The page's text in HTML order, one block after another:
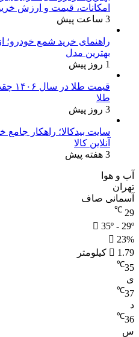
امکانات، قیمت و ارزش
3 ساعت پیش
راهنمای خرید شمع خودرو؛
بهترین مدل
1 روز پیش
طلا
3 روز پیش
سایت بیدکالا؛ راهکار
آنلاین کالا
3 هفته پیش
آب و هوا
تهران
آسمانی صاف
29
℃
35º - 29º
23%
1.79 کیلومتر
35
℃
ی
37
℃
د
36
℃
س